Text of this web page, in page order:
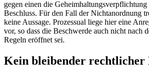
gegen einen die Geheimhaltungsverpflichtung
Beschluss. Für den Fall der Nichtanordnung
keine Aussage. Prozessual liege hier eine
vor, so dass die Beschwerde auch nicht nach
Regeln eröffnet sei.
Kein bleibender rechtlicher